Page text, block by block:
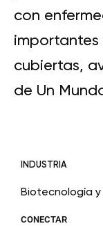
con
importantes
cubiertas,
de Un
INDUSTRIA
Biotecnología
CONECTAR